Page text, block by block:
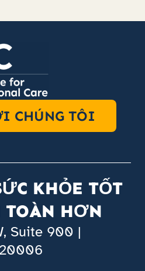
CHÚNG TÔI
KHỎE TỐT
HƠN
Suite 900 |